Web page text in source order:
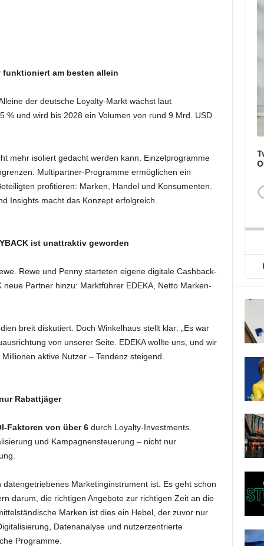
am besten allein
der deutsche Loyalty-Markt wächst laut
% und wird bis 2028 ein Volumen von rund 9 Mrd. USD
mehr isoliert gedacht werden kann. Einzelprogramme
Multipartner-Programme ermöglichen ein
profitieren: Marken, Handel und Konsumenten.
Insights macht das Konzept erfolgreich.
ist unattraktiv geworden
Rewe und Penny starteten eigene digitale Cashback-
neue Partner hinzu: Marktführer EDEKA, Netto Marken-
breit diskutiert. Doch Winkelhaus stellt klar: „Es war
von unserer Seite. EDEKA wollte uns, und wir
aktive Nutzer – Tendenz steigend.
Rabattjäger
Faktoren von über 6durch Loyalty-Investments.
und Kampagnensteuerung – nicht nur
Marketinginstrument ist. Es geht schon
darum, die richtigen Angebote zur richtigen Zeit an die
Marken ist dies ein Hebel, der zuvor nur
Datenanalyse und nutzerzentrierte
Programme.